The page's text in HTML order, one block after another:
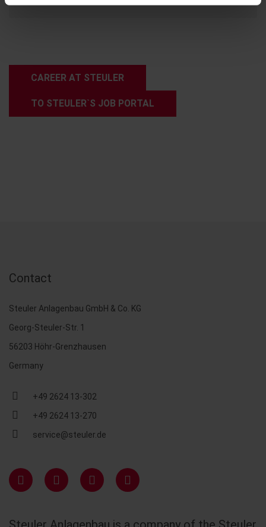
CAREER AT STEULER
TO STEULER`S JOB PORTAL
Contact
Steuler Anlagenbau GmbH & Co. KG
Georg-Steuler-Str. 1
56203 Höhr-Grenzhausen
Germany
+49 2624 13-302
+49 2624 13-270
service@steuler.de